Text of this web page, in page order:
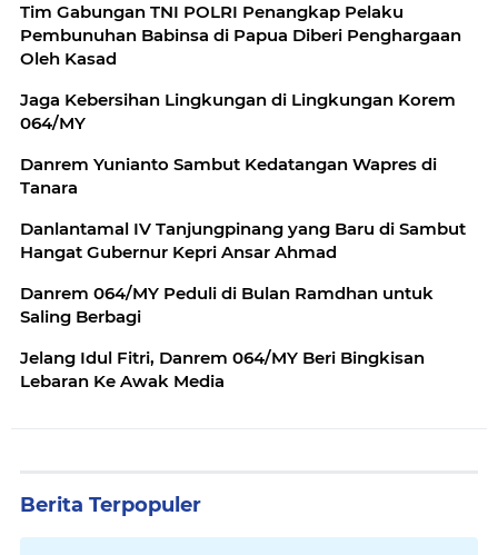
Tim Gabungan TNI POLRI Penangkap Pelaku
Pembunuhan Babinsa di Papua Diberi Penghargaan
Oleh Kasad
Jaga Kebersihan Lingkungan di Lingkungan Korem
064/MY
Danrem Yunianto Sambut Kedatangan Wapres di
Tanara
Danlantamal IV Tanjungpinang yang Baru di Sambut
Hangat Gubernur Kepri Ansar Ahmad
Danrem 064/MY Peduli di Bulan Ramdhan untuk
Saling Berbagi
Jelang Idul Fitri, Danrem 064/MY Beri Bingkisan
Lebaran Ke Awak Media
Berita Terpopuler